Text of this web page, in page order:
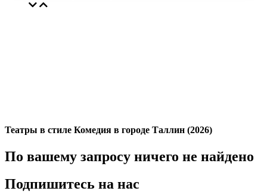
Театры в стиле Комедия в городе Таллин (2026)
По вашему запросу ничего не найдено
Подпишитесь на нас